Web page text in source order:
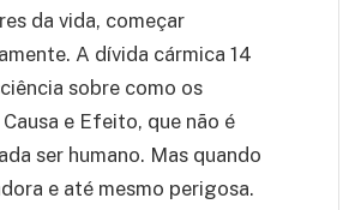
da vida, começar
A dívida cármica 14
sobre como os
e Efeito, que não é
ser humano. Mas quando
e até mesmo perigosa.